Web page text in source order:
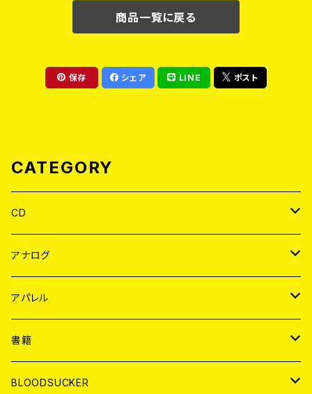
商品一覧に戻る
保存 シェア LINE ポスト
CATEGORY
CD
JAPAN
WORLD
アナログ
JAPAN
７EP
LP
WORLD
7EP
アパレル
JAPAN
T-shirt
WORLD
書籍
MAGAZINE
BLOODSUCKER